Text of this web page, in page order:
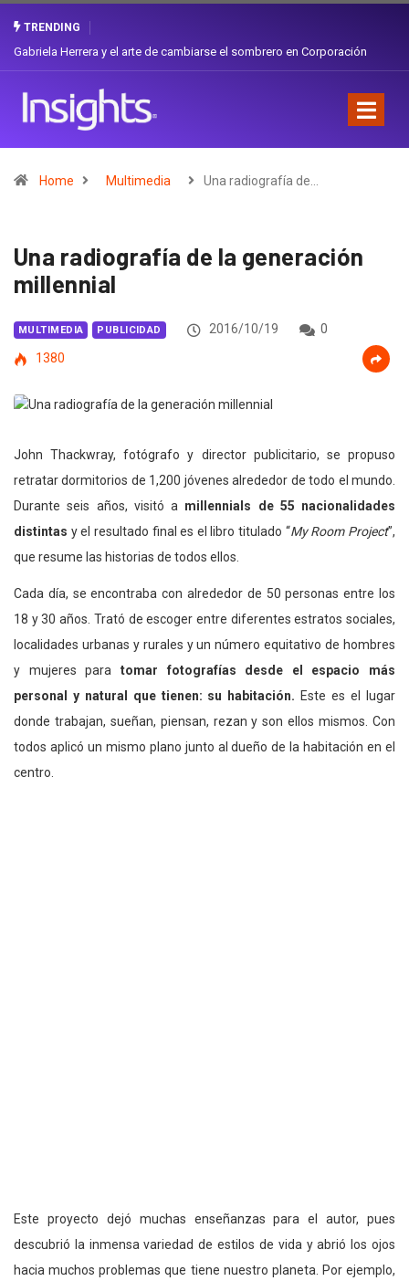
TRENDING
Gabriela Herrera y el arte de cambiarse el sombrero en Corporación
Home Multimedia Una radiografía de…
Una radiografía de la generación
millennial
MULTIMEDIA PUBLICIDAD 2016/10/19
0
1380
John Thackwray, fotógrafo y director publicitario, se propuso
retratar dormitorios de 1,200 jóvenes alrededor de todo el mundo.
Durante seis años, visitó a millennials de 55 nacionalidades
distintas y el resultado final es el libro titulado “My Room Project”,
que resume las historias de todos ellos.
Cada día, se encontraba con alrededor de 50 personas entre los
18 y 30 años. Trató de escoger entre diferentes estratos sociales,
localidades urbanas y rurales y un número equitativo de hombres
y mujeres para tomar fotografías desde el espacio más
personal y natural que tienen: su habitación. Este es el lugar
donde trabajan, sueñan, piensan, rezan y son ellos mismos. Con
todos aplicó un mismo plano junto al dueño de la habitación en el
centro.
Este proyecto dejó muchas enseñanzas para el autor, pues
descubrió la inmensa variedad de estilos de vida y abrió los ojos
hacia muchos problemas que tiene nuestro planeta. Por ejemplo,